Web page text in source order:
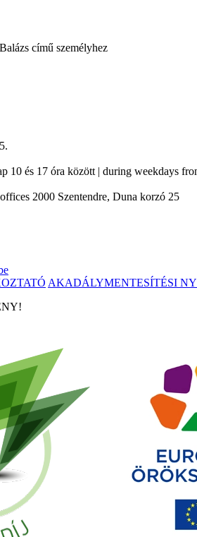
10 és 17 óra között | during weekdays
2000 Szentendre, Duna korzó 25
AKADÁLYMENTESÍTÉSI